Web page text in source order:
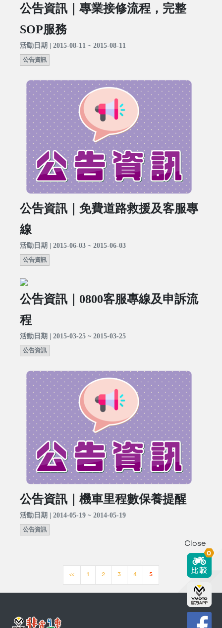
公告資訊｜專業接修流程，完整
SOP服務
活動日期 | 2015-08-11 ~ 2015-08-11
公告資訊
公告資訊｜免費道路救援及客服專
線
活動日期 | 2015-06-03 ~ 2015-06-03
公告資訊
公告資訊｜0800客服專線及申訴流
程
活動日期 | 2015-03-25 ~ 2015-03-25
公告資訊
公告資訊｜機車里程數保養提醒
活動日期 | 2014-05-19 ~ 2014-05-19
公告資訊
<< 1 2 3 4 5
Close
0